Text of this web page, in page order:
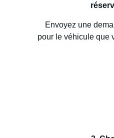
Envoyez une
pour le véhicule que